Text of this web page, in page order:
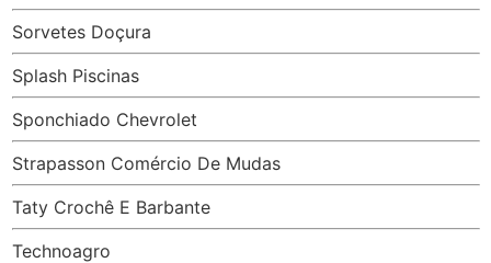
Sorvetes Doçura
Splash Piscinas
Sponchiado Chevrolet
Strapasson Comércio De Mudas
Taty Crochê E Barbante
Technoagro